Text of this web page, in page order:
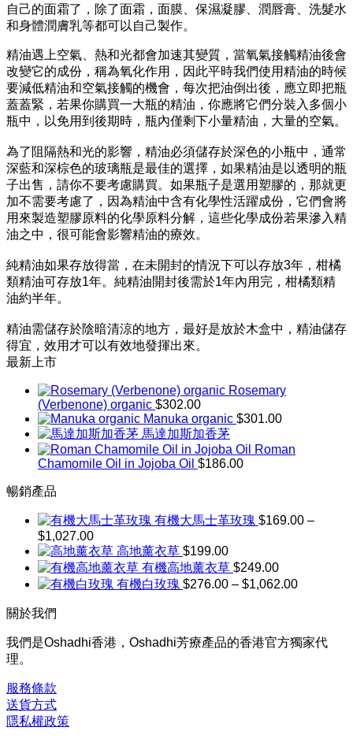
自己的面霜了，除了面霜，面膜、保濕凝膠、潤唇膏、洗髮水
和身體潤膚乳等都可以自己製作。
精油遇上空氣、熱和光都會加速其變質，當氧氣接觸精油後會
改變它的成份，稱為氧化作用，因此平時我們使用精油的時候
要減低精油和空氣接觸的機會，每次把油倒出後，應立即把瓶
蓋蓋緊，若果你購買一大瓶的精油，你應將它們分裝入多個小
瓶中，以免用到後期時，瓶內僅剩下小量精油，大量的空氣。
為了阻隔熱和光的影響，精油必須儲存於深色的小瓶中，通常
深藍和深棕色的玻璃瓶是最佳的選擇，如果精油是以透明的瓶
子出售，請你不要考慮購買。如果瓶子是選用塑膠的，那就更
加不需要考慮了，因為精油中含有化學性活躍成份，它們會將
用來製造塑膠原料的化學原料分解，這些化學成份若果滲入精
油之中，很可能會影響精油的療效。
純精油如果存放得當，在未開封的情況下可以存放3年，柑橘
類精油可存放1年。純精油開封後需於1年內用完，柑橘類精
油約半年。
精油需儲存於陰暗清涼的地方，最好是放於木盒中，精油儲存
得宜，效用才可以有效地發揮出來。
最新上市
Rosemary
(Verbenone) organic $302.00
Manuka organic $301.00
馬達加斯加香茅
Roman
Chamomile Oil in Jojoba Oil $186.00
暢銷產品
有機大馬士革玫瑰 $169.00 –
$1,027.00價
格
範
圍：
高地薰衣草 $199.00
有機高地薰衣草 $249.00
有機白玫瑰 $276.00 – $1,062.00價
圍：
$276.00
關於我們
我們是Oshadhi香港，Oshadhi芳療產品的香港官方獨家代
理。
服務條款
送貨方式
隱私權政策